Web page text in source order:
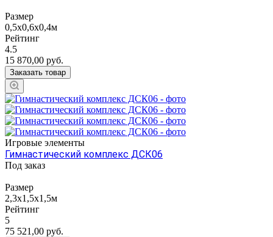
Размер
0,5х0,6х0,4м
Рейтинг
4.5
15 870,00 руб.
Заказать товар
Игровые элементы
Гимнастический комплекс ДСК06
Под заказ
Размер
2,3х1,5х1,5м
Рейтинг
5
75 521,00 руб.